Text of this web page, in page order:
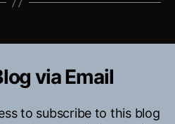
via Email
to subscribe to this blog